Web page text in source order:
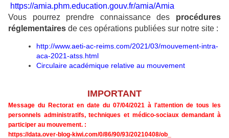
https://amia.phm.education.gouv.fr/amia/Amia
Vous pourrez prendre connaissance des procédures
réglementaires de ces opérations publiées sur notre site :
http://www.aeti-ac-reims.com/2021/03/mouvement-intra-
aca-2021-atss.html
Circulaire académique relative au mouvement
IMPORTANT
Message du Rectorat en date du 07/04/2021 à l'attention de tous les
personnels administratifs, techniques et médico-sociaux demandant à
participer au mouvement. :
https://data.over-blog-kiwi.com/0/86/90/93/20210408/ob_